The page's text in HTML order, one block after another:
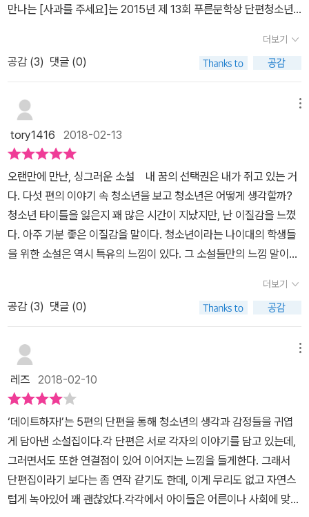
하게 위안이 되기도 한다. 해밀의 가출은 어떻게 마무리될까? 「짝사
랑 만세」 -연기자를 꿈꾸는 재현에게 이 꿈은 그저 짝사랑일 뿐이다.
분투하지만, 늘지 않는 실력에 회의감을 느낀다. 엄마는 계속 반대를
마의 모든 친구들을 다 동원해 오는데…….
지스럽다는 생각입니다. 왠지 세월호 참사에 대해 작가로서 채무감을
읽으며, 참 행복했습니다. 물론 소설은 청소년들의 불안을 말하기도
하고, 청소년들의 고민과 방황을 이야기하기도 하지만, 그럼에도 그
런 내용들마저 행복했습니다. 좋은 글을 만나는 행복 말입니다. 다섯
편의 단편을 읽으며 드는 생각은 우리 청소년들, ‘푸른 세대’들은 한편
으로는 마음속에 폭탄을 안고 있는 듯 불안감에 힘겨워하지만, 또 한
편으로는 꿈꾸는 설렘이 가득하기도 하고, 또 한편으로는 사랑의 꽃
향기 그 떨림도 가득하다는 생각을 해보게 됩니다. 바라기는 우리 ‘푸
른 세대’들이 그 이름 그대로 생명력 가득한 푸른 시간들을 보낼 수 있
다면 좋겠습니다. 입시의 무게와 어른들이 만들어 놓은 다양한 아픔
의 상황들로 시들어가는 시간이 아닌, 꿈을 품고 키워나가는 더욱 생
명력 푸른 시간들 말입니다.
에게 데이트를 한 사람은 자신이 좋아하느 수현 오빠도 아니고, 이상
한 할머니였다. 자신에게 왜 이런 우울한 순간이 찾아왔는지 알지 못
하고 당황스러운 나래는 좋아하고 선망하는 수현 오빠가 있다. 전교
사촌 지간이다. 키가 작아서 주변 사람들에게 초딩 아니냐는 놀림을
받는 서이유와 쌍둥이 동해 해밀. 해밀은 자신의 일거수 일투족에 대
해서 간섭하는 누나 이유에 대해 귀찮음이 느껴지고 있다. 20년이 지
난 미래엔 어떤 아이가 될까 고민하는 서이유의 모습이 소설에 채워
지고 있다.<가출기록부>서이유의 쌍둥이 남동생 해밀은 가출선언을
하게 된다. 흔들리는 자아를 드러내고, 자신이 상식이라 했던 모든 것
이 비상식으로 느껴질 때 그것에 대해 저항하게 된다. 인생은 무엇이
고, 꿈을 가지는 것이 무의미해지는 그 순간이 해밀에게 물밀듯 찾아
해밀의 마음 속 깊이 잠자고 있는 고민이 엿보인다.<짝사랑 만세> 전
교 석차에서 노는 수현과 비교가 될 수 밖에 없는 재현, 재현은 수혀과
다른 꿈을 가지고 있다. 재현의 꿈은 배우가 되는 것이다. 하지만 자신
의 꿈을 펼치기엔 넘어야 할 산이 많다. 부모님의 반대와 선생님과의
면담, 재현은 자신의 꿈을 선택할 것인가, 부모님의 기대를 충족시킬
것인가 흔들리고 말았다. 단편소설 다섯편의 이야기에 공통적으로 들
어가 있는 세월호. 세월호는 우리 사회에서 또다른 아픔이다. 특히 또
래의 청소년이 느끼는 상처는 어른이 생각하는 상처와 다른 의미를
지니고 있다. 세상에 대한 불신은 어른에 대한 불신으로 이어지게 되
고, 그 누구도 나 자신을 지켜주지 못한다는 단순한 논리에 다다르고
말았다. 한의지가 수학 선생님에게 저항하는 이유, 서해밀이 가출하
는 이유는 겉모습은 다르지만, 그 본질은 똑같다. 자신이 생각하는 상
만나는 [사과를 주세요]는 2015년 제 13회 푸른문학상 단편청소년
때는 못읽고 지나갔다가 지금 읽게 되었는데세월호 사건을 맞닥뜨린
당시의 같은연령대의 학생들..그 학년이 거의 사라졌던 단원고 학생
들이 떠오르더군요.너무도 밝게, 하지만 당당하게 추모의 노란리본을
지니고 있던 의지에게노란리본을 그만하라고 한 수학선생님ㅡ좀 지
나치게 말씀하셨죠 ㅡ .의지가 내건 1인시위'사과를 주세요'.단순히 무
례한 선생님의 태도때문에학생이 벌인 시위가 아니라는 생각이 들었
어요.사과에 대한 의지의 생각이 나온 부분을 읽다가 뭉클 했네요.그
상황에서만이 아니라 지금, 수면위로 떠오르는많은 문제들에도 적용
되는 것 같아서말이죠.시간에 정성을 더해서 상대가 왜 상처받았는지
알아가는 게 먼저,사과는 그런 다음에 진심으로 다가서는 일이어야
해.가능하다면 여러 번, 그리고 지속해서....생각나는 사건들이 있지
요?그분들이 이 글을 읽었으면 했답니다.그리고, 정말 진심으로 다가
가서 사과하기를.사과는 일회용 종이컵으로 넘어가서는 안되는 것이
기에.다섯개의 소 제목, 단편글로 엮어진 소설집은앞의 글에서 나온
여주는다양한 생각과 모습을 가진 청소년들을'만나는 것', 살짝은 삐
딱하게 보여도그렇게 살아도 괜찮다고그 모습을 만나자는 의미로 전
체를 아우르는 제목으로 정했나봅니다.이야기 속 친구들과 즐겁게 만
나보자는 권유.작가님의 의도대로정말 설레면서, 두근두근 긴장도 하
며 인물들을 만났네요.책을 읽는 가운데 소설 속 시간도 몇년이 지나
가고, 뒷 이야기가 궁금한 이들도 생겨나구요.(작가님의 에필로그를
보면 이미 독자가 누구 이야기를 궁금하게 여길지 아시는것 같더라구
요! 저도 그 이야기가 궁금했거든요~~^^)나도 청소년때에 내안의 삐
더보기
공감 (3) 댓글 (0)
tory1416 2018-02-13
오랜만에 만난, 싱그러운 소설 내 꿈의 선택권은 내가 쥐고 있는 거
다. 다섯 편의 이야기 속 청소년을 보고 청소년은 어떻게 생각할까?
청소년 타이틀을 잃은지 꽤 많은 시간이 지났지만, 난 이질감을 느꼈
다. 아주 기분 좋은 이질감을 말이다. 청소년이라는 나이대의 학생들
을 위한 소설은 역시 특유의 느낌이 있다. 그 소설들만의 느낌 말이다.
이 싱그러워서다. 특히 『데이트하자!』는 더 싱그러운 소설이었다. 자
신을 모욕한 선생님께 자신이 할 수 있는 방법으로 사과를 요청한 이
야기 「사과를 주세요」, 짝사랑하는 오빠의 할머니와 데이트를 한 계획
적인 그리고 신기한 인연 「데이트하자!」, 가출이 의심되는 쌍둥이 남
떠나, 세상을 떠나고 싶어서 떠나고 나서야 무언갈 찾은 「가출 기록
부」, 짝사랑하듯 꿈을 쫓는 청소년의 끝자락 「짝사랑 만세」. 10대 시
절 누구나 한번쯤음 마주했을 법한 고민들이 한 편 한 편 담겨 있었다.
물론, 그 고민이 풀리는 방법은 평범하지만은 않다. 그런데, 한 사람
한 사람의 삶을 소설처럼 들여다보면, 특별하고 소중하단 걸 상기하
면 평범할지도 모르겠다. 지금 우선 귀찮고 입장 곤란하니까 선심 쓰
듯 던져 주는 사과는 진짜 사과가 아니라는 얘기지, 내 말은. 시간에
더보기
공감 (3) 댓글 (0)
레즈 2018-02-10
‘데이트하자!’는 5편의 단편을 통해 청소년의 생각과 감정들을 귀엽
게 담아낸 소설집이다.각 단편은 서로 각자의 이야기를 담고 있는데,
그러면서도 또한 연결점이 있어 이어지는 느낌을 들게한다. 그래서
단편집이라기 보다는 좀 연작 같기도 한데, 이게 무리도 없고 자연스
럽게 녹아있어 꽤 괜찮았다.각각에서 아이들은 어른이나 사회에 맞서